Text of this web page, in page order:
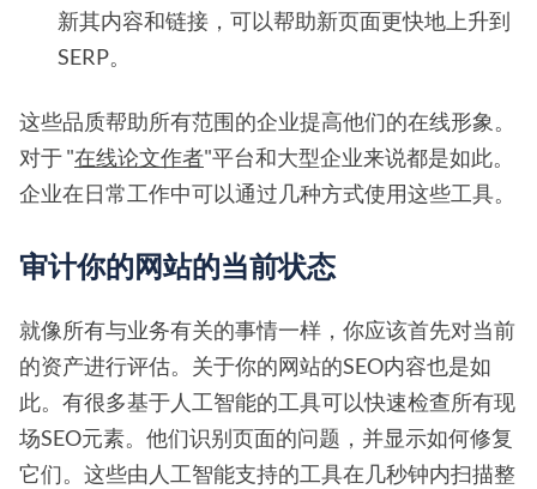
新其内容和链接，可以帮助新页面更快地上升到
SERP。
这些品质帮助所有范围的企业提高他们的在线形象。
对于 "在线论文作者"平台和大型企业来说都是如此。
企业在日常工作中可以通过几种方式使用这些工具。
审计你的网站的当前状态
就像所有与业务有关的事情一样，你应该首先对当前
的资产进行评估。关于你的网站的SEO内容也是如
此。有很多基于人工智能的工具可以快速检查所有现
场SEO元素。他们识别页面的问题，并显示如何修复
它们。这些由人工智能支持的工具在几秒钟内扫描整